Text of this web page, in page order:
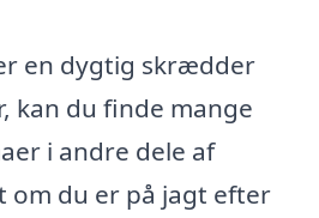
en dygtig skrædder
kan du finde mange
i andre dele af
om du er på jagt efter